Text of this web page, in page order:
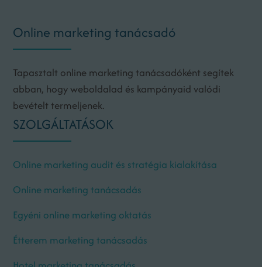
Online marketing tanácsadó
Tapasztalt online marketing tanácsadóként segítek
abban, hogy weboldalad és kampányaid valódi
bevételt termeljenek.
SZOLGÁLTATÁSOK
Online marketing audit és stratégia kialakítása
Online marketing tanácsadás
Egyéni online marketing oktatás
Étterem marketing tanácsadás